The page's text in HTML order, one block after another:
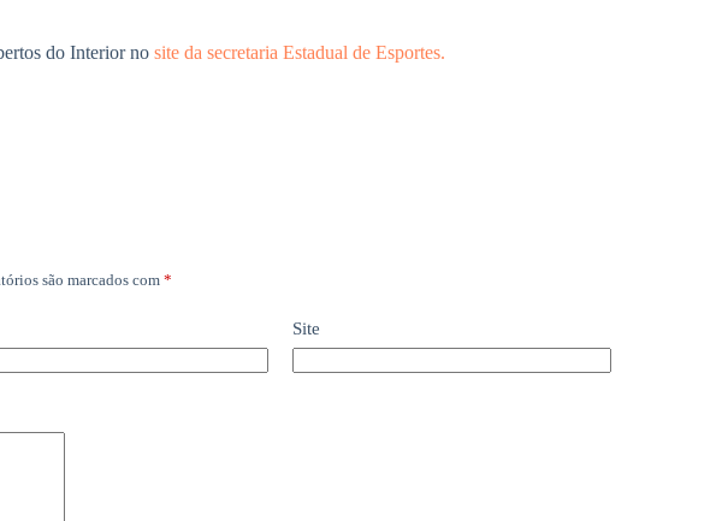
do Interior no site da secretaria Estadual de Esportes.
são marcados com *
Site